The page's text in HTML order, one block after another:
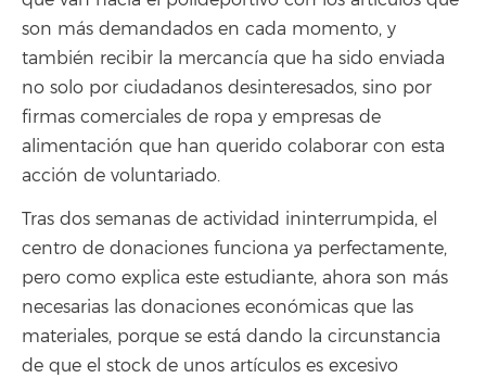
son más demandados en cada momento, y
también recibir la mercancía que ha sido enviada
no solo por ciudadanos desinteresados, sino por
firmas comerciales de ropa y empresas de
alimentación que han querido colaborar con esta
acción de voluntariado.
Tras dos semanas de actividad ininterrumpida, el
centro de donaciones funciona ya perfectamente,
pero como explica este estudiante, ahora son más
necesarias las donaciones económicas que las
materiales, porque se está dando la circunstancia
de que el stock de unos artículos es excesivo